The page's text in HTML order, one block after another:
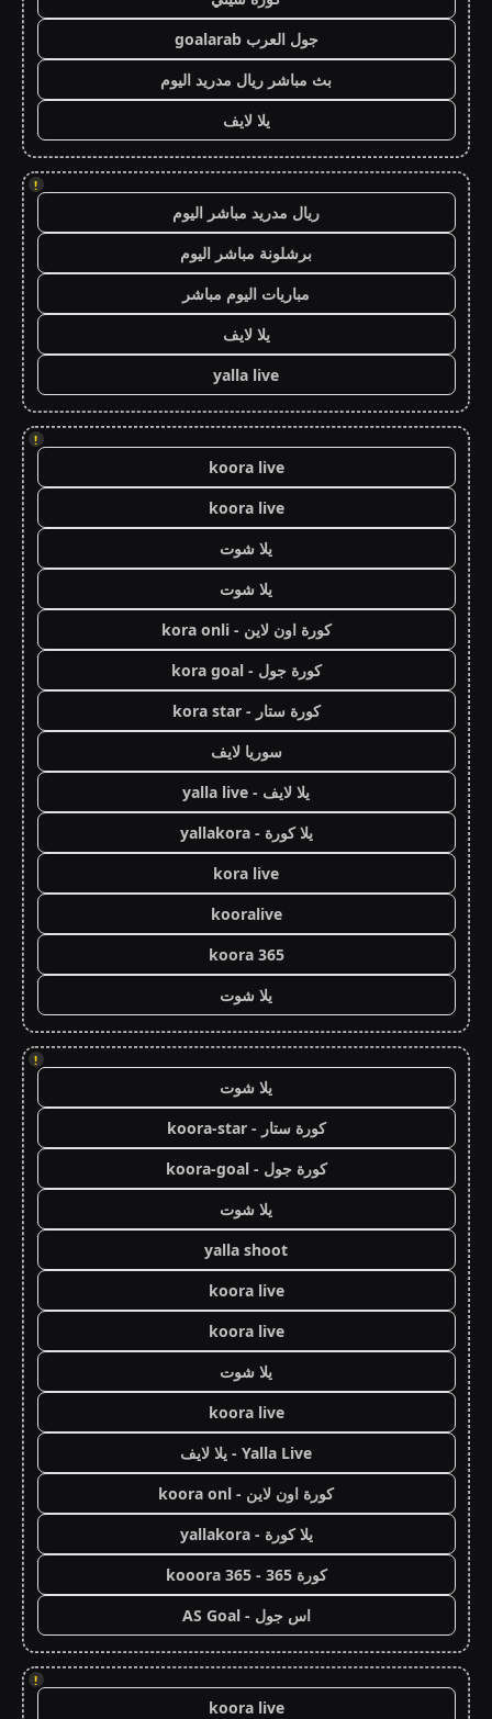
جول العرب goalarab
بث مباشر ريال مدريد اليوم
يلا لايف
!
ريال مدريد مباشر اليوم
برشلونة مباشر اليوم
مباريات اليوم مباشر
يلا لايف
yalla live
!
koora live
koora live
يلا شوت
يلا شوت
كورة اون لاين - kora onli
كورة جول - kora goal
كورة ستار - kora star
سوريا لايف
يلا لايف - yalla live
يلا كورة - yallakora
kora live
kooralive
koora 365
يلا شوت
!
يلا شوت
كورة ستار - koora-star
كورة جول - koora-goal
يلا شوت
yalla shoot
koora live
koora live
يلا شوت
koora live
Yalla Live - يلا لايف
كورة اون لاين - koora onl
يلا كورة - yallakora
كورة 365 - kooora 365
اس جول - AS Goal
!
koora live